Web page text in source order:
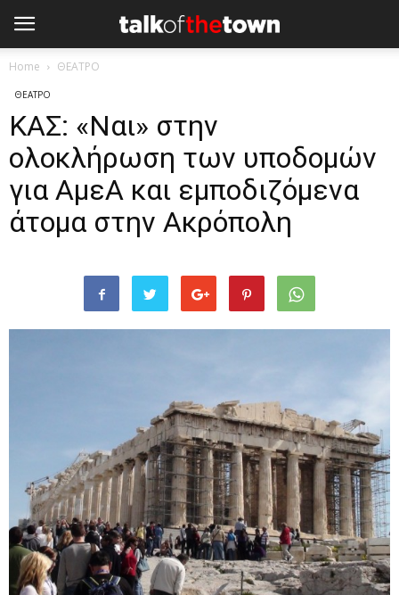
Home ΘΕΑΤΡΟ
ΘΕΑΤΡΟ
ΚΑΣ: «Ναι» στην
ολοκλήρωση των υποδομών
για ΑμεΑ και εμποδιζόμενα
άτομα στην Ακρόπολη